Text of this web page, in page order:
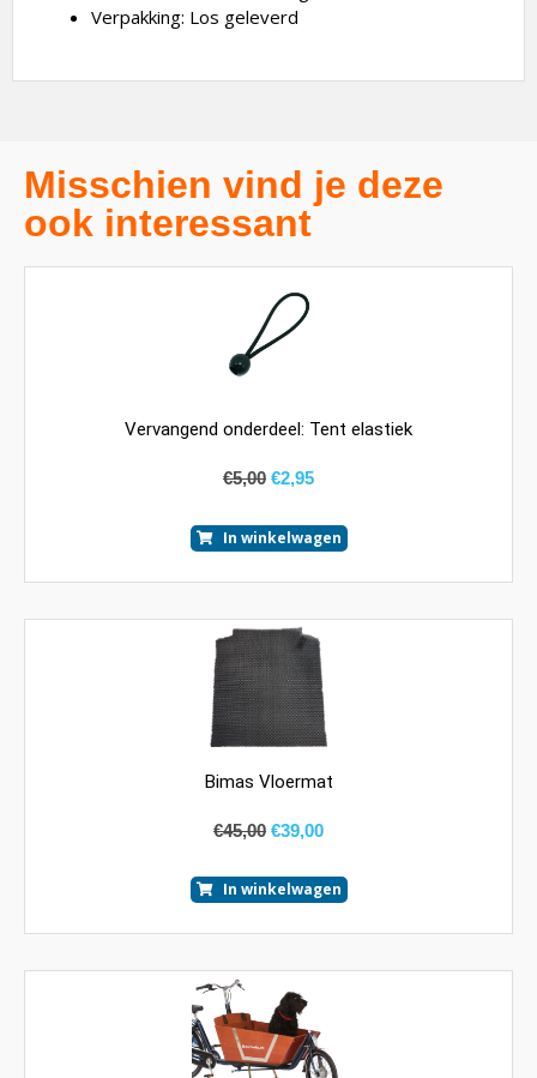
Verpakking: Los geleverd
Misschien vind je deze
ook interessant
Vervangend onderdeel: Tent elastiek
€5,00 €2,95
In winkelwagen
Bimas Vloermat
€45,00 €39,00
In winkelwagen